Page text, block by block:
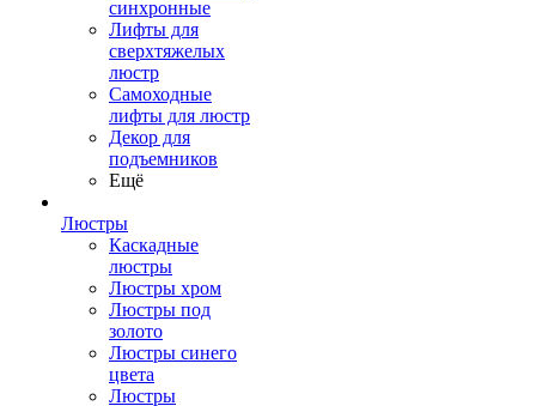
синхронные
Лифты для
сверхтяжелых
люстр
Самоходные
лифты для люстр
Декор для
подъемников
Ещё
Люстры
Каскадные
люстры
Люстры хром
Люстры под
золото
Люстры синего
цвета
Люстры